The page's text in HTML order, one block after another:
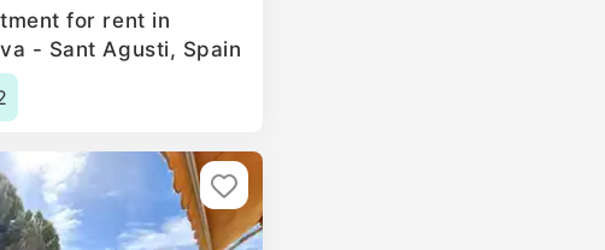
for rent in
- Sant Agusti, Spain